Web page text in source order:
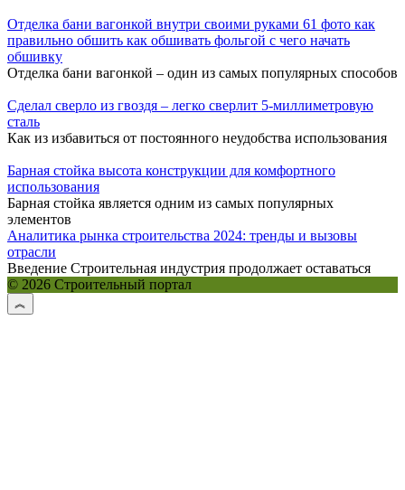
Отделка бани вагонкой внутри своими руками 61 фото как
правильно обшить как обшивать фольгой с чего начать
обшивку
Отделка бани вагонкой – один из самых популярных способов
Сделал сверло из гвоздя – легко сверлит 5-миллиметровую
сталь
Как из избавиться от постоянного неудобства использования
Барная стойка высота конструкции для комфортного
использования
Барная стойка является одним из самых популярных
элементов
Аналитика рынка строительства 2024: тренды и вызовы
отрасли
Введение Строительная индустрия продолжает оставаться
© 2026 Строительный портал